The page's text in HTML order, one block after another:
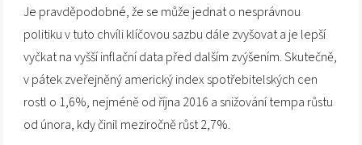
Je pravděpodobné, že se může jednat o nesprávnou
politiku v tuto chvíli klíčovou sazbu dále zvyšovat a je lepší
vyčkat na vyšší inflační data před dalším zvýšením. Skutečně,
v pátek zveřejněný americký index spotřebitelských cen
rostl o 1,6%, nejméně od října 2016 a snižování tempa růstu
od února, kdy činil meziročně růst 2,7%.